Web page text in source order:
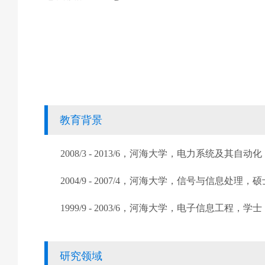
教育背景
2008/3 - 2013/6 ，河海大学，电力系统及其自动化
2004/9 - 2007/4 ，河海大学，信号与信息处理，硕
1999/9 - 2003/6 ，河海大学，电子信息工程，学士
研究领域